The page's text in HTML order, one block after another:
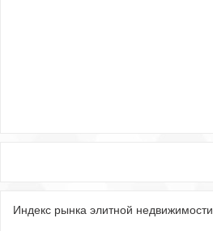
Индекс рынка элитной недвижимости